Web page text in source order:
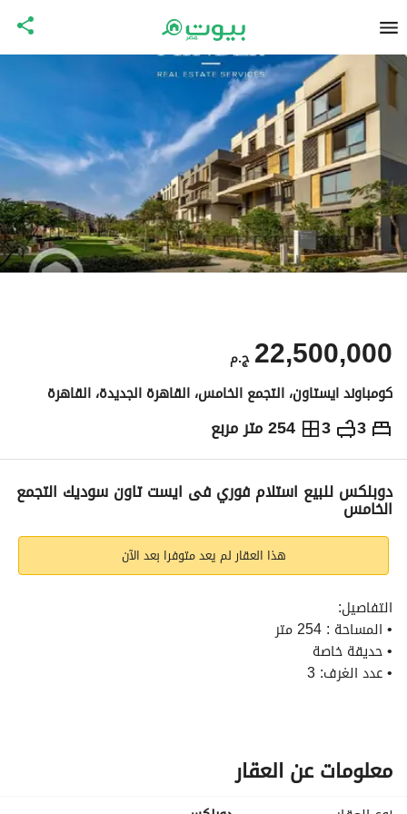
ج.م 22,500,000
كومباوند ايستاون، التجمع الخامس، القاهرة الجديدة، القاهرة
3
3 254 متر مربع ج.م22,500,000
التفاصيل الاتجاهات والمؤشرات رهن عقاري
دوبلكس للبيع استلام فوري فى ايست تاون سوديك التجمع
الخامس
هذا العقار لم يعد متوفرا بعد الآن
التفاصيل:
• المساحة : 254 متر
• حديقة خاصة
• عدد الغرف: 3
• استلام فوري
• التفاصيل الماليه:
معلومات عن العقار